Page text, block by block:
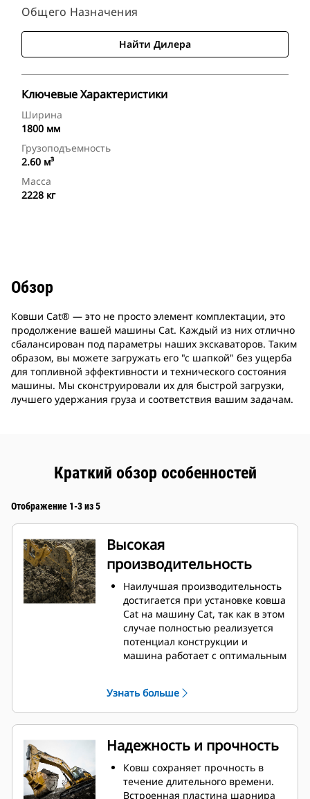
Общего Назначения
Найти Дилера
Ключевые Характеристики
Ширина
1800 мм
Грузоподъемность
2.60 м³
Масса
2228 кг
Обзор
Ковши Cat® — это не просто элемент комплектации, это
продолжение вашей машины Cat. Каждый из них отлично
сбалансирован под параметры наших экскаваторов. Таким
образом, вы можете загружать его "с шапкой" без ущерба
для топливной эффективности и технического состояния
машины. Мы сконструировали их для быстрой загрузки,
лучшего удержания груза и соответствия вашим задачам.
Краткий обзор особенностей
Отображение 1-3 из 5
Высокая
производительность
Наилучшая производительность
достигается при установке ковша
Cat на машину Cat, так как в этом
случае полностью реализуется
потенциал конструкции и
машина работает с оптимальным
Профиль кожуха с двойным
радиусом позволяет улучшить
попадание материала в ковш.
упора гарантирует, что нижняя
часть ковша не цепляется за
грунт, что снижает затраты на
техническое обслуживание.
Узнать больше
Надежность и прочность
Ковш сохраняет прочность в
течение длительного времени.
Встроенная пластина шарнира